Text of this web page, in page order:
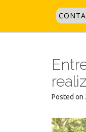
Posted on